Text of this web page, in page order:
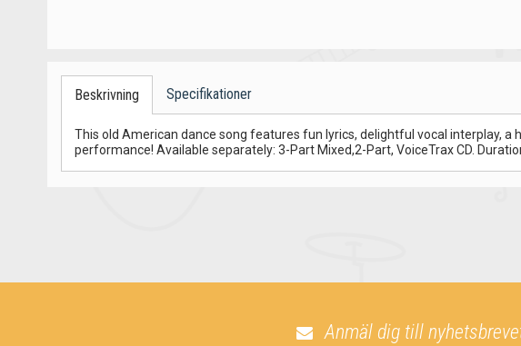
Beskrivning Specifikationer
This old American dance song features fun lyrics, delightful vocal interplay,
performance! Available separately: 3-Part Mixed,2-Part, VoiceTrax CD.
Anmäl dig till